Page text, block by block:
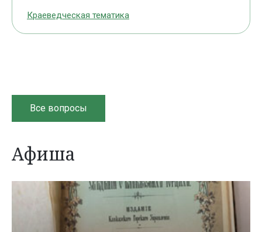
Краеведческая тематика
Все вопросы
Афиша